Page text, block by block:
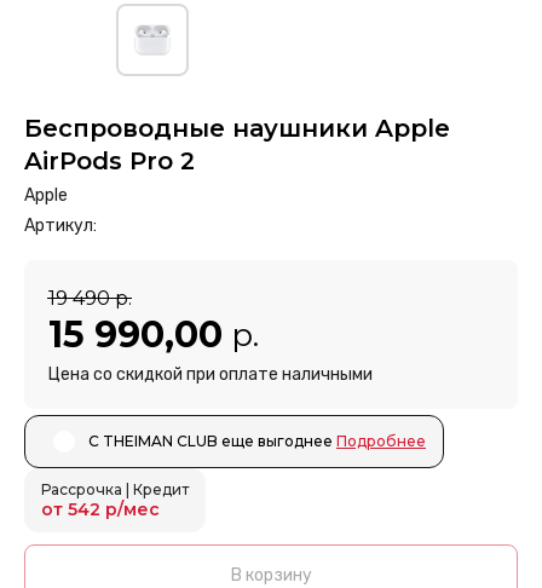
Беспроводные наушники Apple
AirPods Pro 2
Apple
Артикул:
Цена со скидкой при оплате наличными
15 990,00 р.
19 490 р.
С THEIMAN CLUB еще выгоднее ㅤㅤ Подробнее
Рассрочка | Кредит
от 542 р/мес
В корзину